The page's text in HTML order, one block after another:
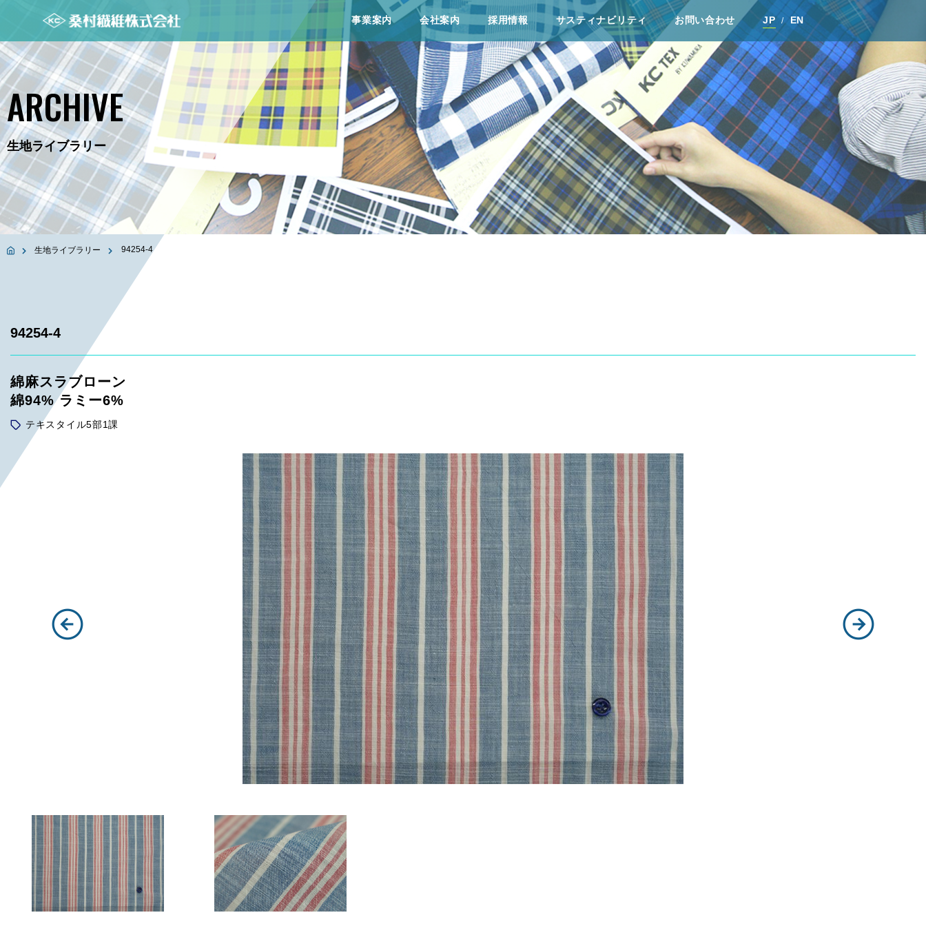
事業案内 会社案内 採⽤情報 サスティナビリティ お問い合わせ JP EN
ARCHIVE
生地ライブラリー
生地ライブラリー 94254-4
94254-4
綿麻スラブローン
綿94% ラミー6%
テキスタイル5部1課